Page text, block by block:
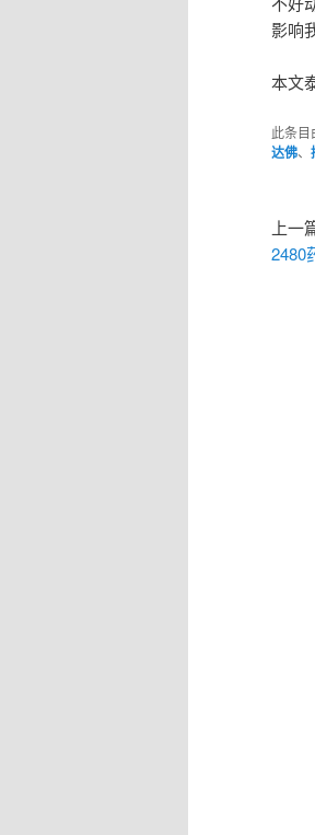
影响
本文
此条目
达佛、
上一
2480